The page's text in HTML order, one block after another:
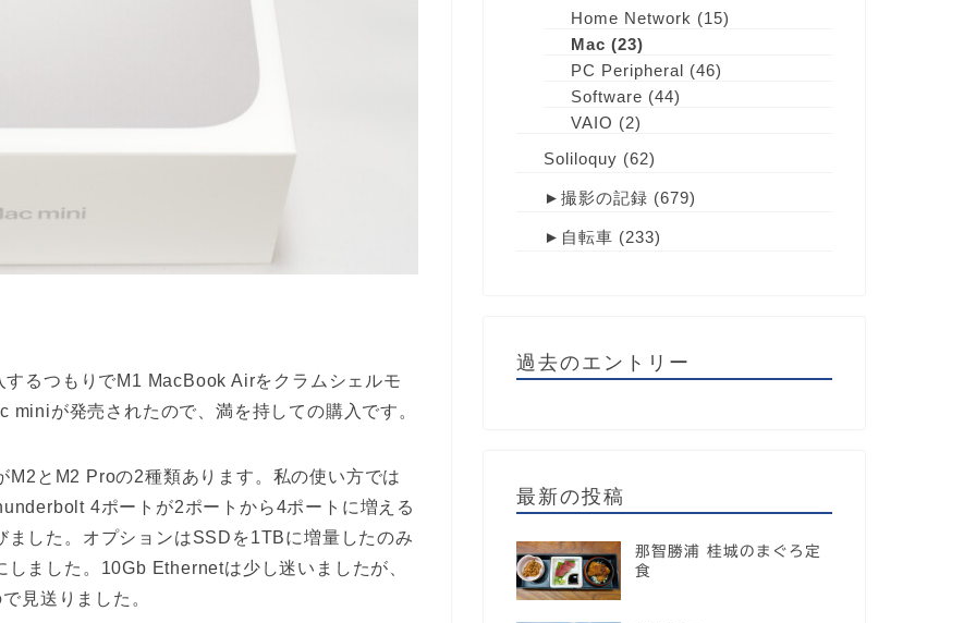
るつもりでM1 MacBook Airをクラムシェルモ
が発売されたので、満を持しての購入です。
とM2 Proの2種類あります。私の使い方では
4ポートが2ポートから4ポートに増える
した。オプションはSSDを1TBに増量したのみ
ました。10Gb Ethernetは少し迷いましたが、
見送りました。
Home Network (15)
Mac (23)
PC Peripheral (46)
Software (44)
VAIO (2)
Soliloquy (62)
► 撮影の記録 (679)
► 自転車 (233)
過去のエントリー
最新の投稿
那智勝浦 桂城のまぐろ定
食